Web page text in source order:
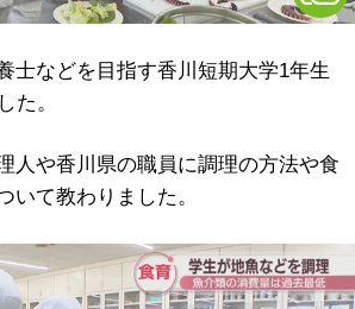
士などを目指す香川短期大学1年生
た。
人や香川県の職員に調理の方法や食
いて教わりました。